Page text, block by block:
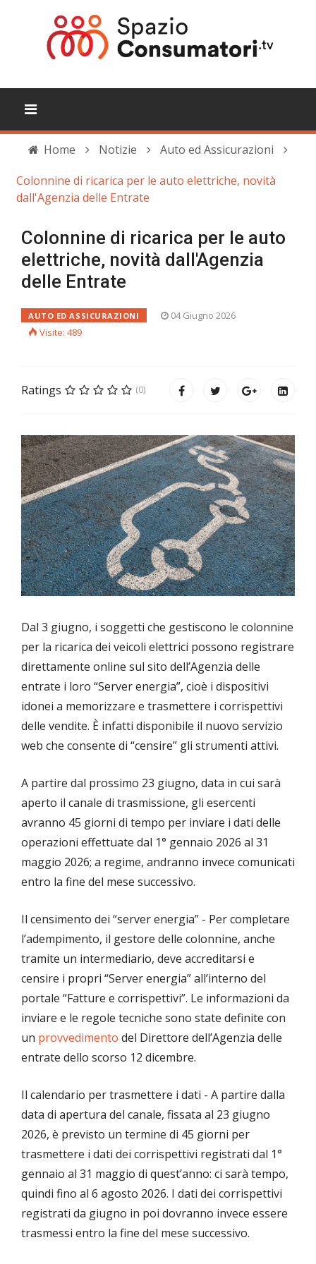
Home Notizie
Auto ed Assicurazioni
Colonnine di ricarica per le auto elettriche, novità
dall'Agenzia delle Entrate
Colonnine di ricarica per le auto
elettriche, novità dall'Agenzia
delle Entrate
AUTO ED ASSICURAZIONI
04 Giugno 2026
Visite: 489
Ratings (0)
Dal 3 giugno, i soggetti che gestiscono le colonnine
per la ricarica dei veicoli elettrici possono registrare
direttamente online sul sito dell’Agenzia delle
entrate i loro “Server energia”, cioè i dispositivi
idonei a memorizzare e trasmettere i corrispettivi
delle vendite. È infatti disponibile il nuovo servizio
web che consente di “censire” gli strumenti attivi.
A partire dal prossimo 23 giugno, data in cui sarà
aperto il canale di trasmissione, gli esercenti
avranno 45 giorni di tempo per inviare i dati delle
operazioni effettuate dal 1° gennaio 2026 al 31
maggio 2026; a regime, andranno invece comunicati
entro la fine del mese successivo.
Il censimento dei “server energia” - Per completare
l’adempimento, il gestore delle colonnine, anche
tramite un intermediario, deve accreditarsi e
censire i propri “Server energia” all’interno del
portale “Fatture e corrispettivi”. Le informazioni da
inviare e le regole tecniche sono state definite con
un provvedimento del Direttore dell’Agenzia delle
entrate dello scorso 12 dicembre.
Il calendario per trasmettere i dati - A partire dalla
data di apertura del canale, fissata al 23 giugno
2026, è previsto un termine di 45 giorni per
trasmettere i dati dei corrispettivi registrati dal 1°
gennaio al 31 maggio di quest’anno: ci sarà tempo,
quindi fino al 6 agosto 2026. I dati dei corrispettivi
registrati da giugno in poi dovranno invece essere
trasmessi entro la fine del mese successivo.